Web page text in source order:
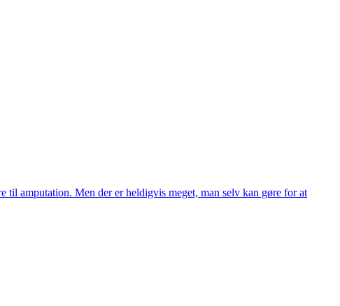
til amputation. Men der er heldigvis meget, man selv kan gøre for at